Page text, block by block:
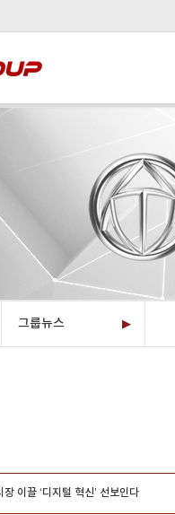
오텍그룹소개
그룹뉴스 ▶
이끌 ‘디지털 혁신’ 선보인다